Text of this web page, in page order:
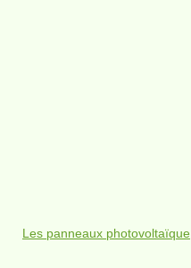
Les panneaux photovoltaïque